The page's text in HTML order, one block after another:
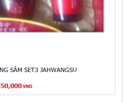
SÂM SET3 JAHWANGSU
VND